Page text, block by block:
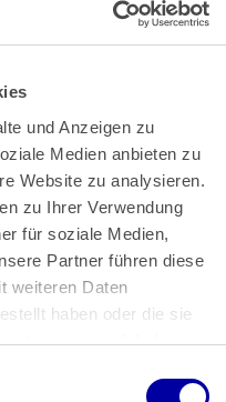
und Anzeigen zu
Medien anbieten zu
Website zu analysieren.
zu Ihrer Verwendung
für soziale Medien,
Partner führen diese
weiteren Daten
haben oder die sie
gesammelt haben.